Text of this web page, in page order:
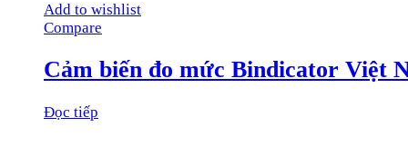
Add to wishlist
Compare
Cảm biến đo mức Bindicator Việt
Đọc tiếp